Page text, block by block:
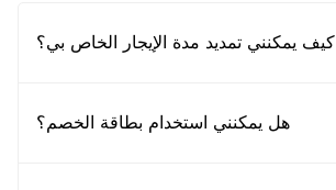
كيف يمكنني تمديد مدة الإيجار الخاص بي؟
هل يمكنني استخدام بطاقة الخصم؟